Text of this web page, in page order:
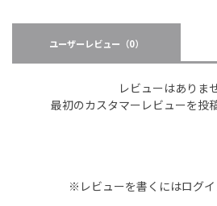
ユーザーレビュー （0）
レビューはありま
最初のカスタマーレビューを投
※レビューを書くにはログ